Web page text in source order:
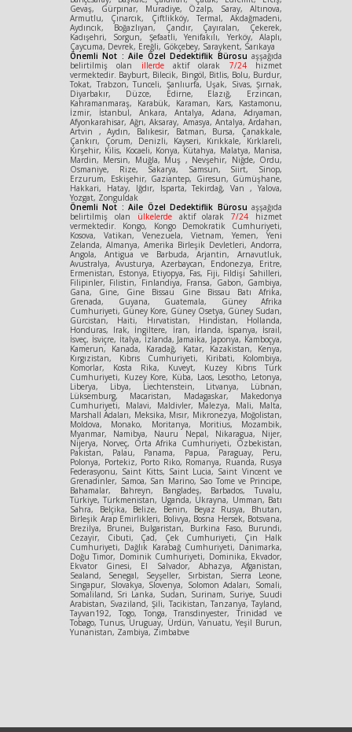
Gevaş, Gürpınar, Muradiye, Özalp, Saray, Altınova,
Armutlu, Çınarcık, Çiftlikköy, Termal, Akdağmadeni,
Aydıncık, Boğazlıyan, Çandır, Çayıralan, Çekerek,
Kadışehri, Sorgun, Şefaatli, Yenifakılı, Yerköy, Alaplı,
Çaycuma, Devrek, Ereğli, Gökçebey, Saraykent, Sarıkaya
Önemli Not : Aile Özel Dedektiflik Bürosu aşşağıda
belirtilmiş olan illerdeaktif olarak 7/24hizmet
vermektedir. Bayburt, Bilecik, Bingöl, Bitlis, Bolu, Burdur,
Tokat, Trabzon, Tunceli, Şanlıurfa, Uşak, Sivas, Şırnak,
Diyarbakır, Düzce, Edirne, Elazığ, Erzincan,
Kahramanmaraş, Karabük, Karaman, Kars, Kastamonu,
İzmir, İstanbul, Ankara, Antalya, Adana, Adıyaman,
Afyonkarahisar, Ağrı, Aksaray, Amasya, Antalya, Ardahan,
Artvin , Aydın, Balıkesir, Batman, Bursa, Çanakkale,
Çankırı, Çorum, Denizli, Kayseri, Kırıkkale, Kırklareli,
Kırşehir, Kilis, Kocaeli, Konya, Kütahya, Malatya, Manisa,
Mardin, Mersin, Muğla, Muş , Nevşehir, Niğde, Ordu,
Osmaniye, Rize, Sakarya, Samsun, Siirt, Sinop,
Erzurum, Eskişehir, Gaziantep, Giresun, Gümüşhane,
Hakkari, Hatay, Iğdır, Isparta, Tekirdağ, Van , Yalova,
Yozgat, Zonguldak
Önemli Not : Aile Özel Dedektiflik Bürosu aşşağıda
belirtilmiş olan ülkelerdeaktif olarak7/24 hizmet
vermektedir. Kongo, Kongo Demokratik Cumhuriyeti,
Kosova, Vatikan, Venezuela, Vietnam, Yemen, Yeni
Zelanda, Almanya, Amerika Birleşik Devletleri, Andorra,
Angola, Antigua ve Barbuda, Arjantin, Arnavutluk,
Avustralya, Avusturya, Azerbaycan, Endonezya, Eritre,
Ermenistan, Estonya, Etiyopya, Fas, Fiji, Fildişi Sahilleri,
Filipinler, Filistin, Finlandiya, Fransa, Gabon, Gambiya,
Gana, Gine, Gine Bissau Gine Bissau Batı Afrika,
Grenada, Guyana, Guatemala, Güney Afrika
Cumhuriyeti, Güney Kore, Güney Osetya, Güney Sudan,
Gürcistan, Haiti, Hırvatistan, Hindistan, Hollanda,
Honduras, Irak, İngiltere, İran, İrlanda, İspanya, İsrail,
İsveç, İsviçre, İtalya, İzlanda, Jamaika, Japonya, Kamboçya,
Kamerun, Kanada, Karadağ, Katar, Kazakistan, Kenya,
Kırgızistan, Kıbrıs Cumhuriyeti, Kiribati, Kolombiya,
Komorlar, Kosta Rika, Kuveyt, Kuzey Kıbrıs Türk
Cumhuriyeti, Kuzey Kore, Küba, Laos, Lesotho, Letonya,
Liberya, Libya, Liechtenstein, Litvanya, Lübnan,
Lüksemburg, Macaristan, Madagaskar, Makedonya
Cumhuriyeti, Malavi, Maldivler, Malezya, Mali, Malta,
Marshall Adaları, Meksika, Mısır, Mikronezya, Moğolistan,
Moldova, Monako, Moritanya, Moritius, Mozambik,
Myanmar, Namibya, Nauru Nepal, Nikaragua, Nijer,
Nijerya, Norveç, Orta Afrika Cumhuriyeti, Özbekistan,
Pakistan, Palau, Panama, Papua, Paraguay, Peru,
Polonya, Portekiz, Porto Riko, Romanya, Ruanda, Rusya
Federasyonu, Saint Kitts, Saint Lucia, Saint Vincent ve
Grenadinler, Samoa, San Marino, Sao Tome ve Principe,
Bahamalar, Bahreyn, Bangladeş, Barbados, Tuvalu,
Türkiye, Türkmenistan, Uganda, Ukrayna, Umman, Batı
Sahra, Belçika, Belize, Benin, Beyaz Rusya, Bhutan,
Birleşik Arap Emirlikleri, Bolivya, Bosna Hersek, Botsvana,
Brezilya, Brunei, Bulgaristan, Burkina Faso, Burundi,
Cezayir, Cibuti, Çad, Çek Cumhuriyeti, Çin Halk
Cumhuriyeti, Dağlık Karabağ Cumhuriyeti, Danimarka,
Doğu Timor, Dominik Cumhuriyeti, Dominika, Ekvador,
Ekvator Ginesi, El Salvador, Abhazya, Afganistan,
Sealand, Senegal, Seyşeller, Sırbistan, Sierra Leone,
Singapur, Slovakya, Slovenya, Solomon Adaları, Somali,
Somaliland, Sri Lanka, Sudan, Surinam, Suriye, Suudi
Arabistan, Svaziland, Şili, Tacikistan, Tanzanya, Tayland,
Tayvan192, Togo, Tonga, Transdinyester, Trinidad ve
Tobago, Tunus, Uruguay, Ürdün, Vanuatu, Yeşil Burun,
Yunanistan, Zambiya, Zimbabve